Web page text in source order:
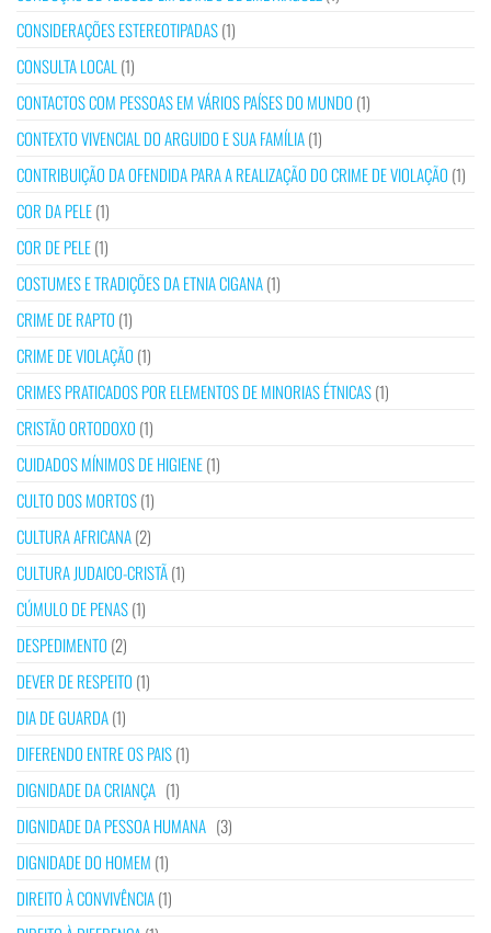
CONSIDERAÇÕES ESTEREOTIPADAS(1)
CONSULTA LOCAL (1)
CONTACTOS COM PESSOAS EM VÁRIOS PAÍSES DO MUNDO (1)
CONTEXTO VIVENCIAL DO ARGUIDO E SUA FAMÍLIA(1)
CONTRIBUIÇÃO DA OFENDIDA PARA A REALIZAÇÃO DO CRIME DE VIOLAÇÃO (1)
COR DA PELE(1)
COR DE PELE(1)
COSTUMES E TRADIÇÕES DA ETNIA CIGANA(1)
CRIME DE RAPTO (1)
CRIME DE VIOLAÇÃO (1)
CRIMES PRATICADOS POR ELEMENTOS DE MINORIAS ÉTNICAS(1)
CRISTÃO ORTODOXO (1)
CUIDADOS MÍNIMOS DE HIGIENE(1)
CULTO DOS MORTOS(1)
CULTURA AFRICANA(2)
CULTURA JUDAICO-CRISTÃ(1)
CÚMULO DE PENAS(1)
DESPEDIMENTO (2)
DEVER DE RESPEITO (1)
DIA DE GUARDA(1)
DIFERENDO ENTRE OS PAIS(1)
DIGNIDADE DA CRIANÇA (1)
DIGNIDADE DA PESSOA HUMANA (3)
DIGNIDADE DO HOMEM (1)
DIREITO À CONVIVÊNCIA(1)